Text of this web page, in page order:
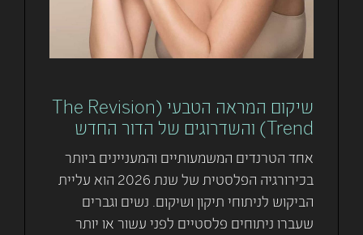
שיקום המראה הטבעי (The Revision
Trend) והשדרוגים של הדור החדש
אחד הטרנדים המשמעותיים והמעניינים ביותר
בכירורגיה הפלסטית של שנת 2026 הוא עליית
הביקוש לניתוחי תיקון ושיקום. נשים וגברים
שעברו ניתוחים פלסטיים לפני עשור או יותר